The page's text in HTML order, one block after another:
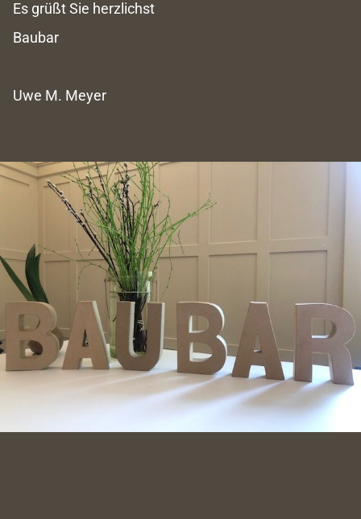
Es grüßt Sie herzlichst
Baubar
Uwe M. Meyer